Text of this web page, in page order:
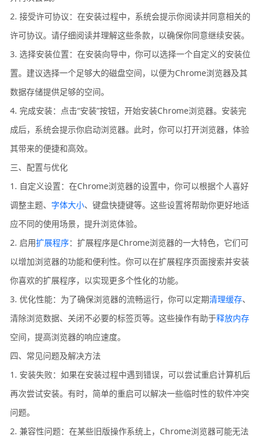
2. 接受许可协议：在安装过程中，系统会提示你阅读并同意相关的
许可协议。请仔细阅读并理解这些条款，以确保你同意继续安装。
3. 选择安装位置：在安装向导中，你可以选择一个自定义的安装位
置。建议选择一个足够大的磁盘空间，以便为Chrome浏览器及其
数据存储提供足够的空间。
4. 完成安装：点击“安装”按钮，开始安装Chrome浏览器。安装完
成后，系统会提示你启动浏览器。此时，你可以打开浏览器，体验
其带来的便捷和高效。
三、配置与优化
1. 自定义设置：在Chrome浏览器的设置中，你可以根据个人喜好
调整主题、 字体大小、键盘快捷键等。这些设置将帮助你更好地适
应不同的使用场景，提升浏览体验。
2. 启用扩展程序：扩展程序是Chrome浏览器的一大特色，它们可
以增加浏览器的功能和便利性。你可以在扩展程序页面搜索并安装
你喜欢的扩展程序，以实现更多个性化的功能。
3. 优化性能：为了确保浏览器的流畅运行，你可以定期清理缓存、
清除浏览数据、关闭不必要的标签页等。这些操作有助于释放内存
空间，提高浏览器的响应速度。
四、常见问题及解决方法
1. 安装失败：如果在安装过程中遇到错误，可以尝试重启计算机后
再次尝试安装。有时，简单的重启可以解决一些临时性的软件冲突
问题。
2. 兼容性问题：在某些旧版操作系统上，Chrome浏览器可能无法